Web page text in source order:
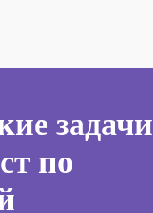
задачи
по